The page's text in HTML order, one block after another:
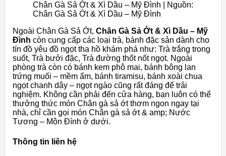
Chân Gà Sả Ớt & Xì Dầu – Mỹ Đình | Nguồn:
Chân Gà Sả Ớt & Xì Dầu – Mỹ Đình
Ngoài Chân Gà Sả Ớt, Chân Gà Sả Ớt & Xì Dầu – Mỹ
Đình còn cung cấp các loại trà, bánh đặc sản dành cho
tín đồ yêu đồ ngọt tha hồ khám phá như: Trà trắng trong
suốt, Trà bưởi đặc, Trà đường thốt nốt ngọt. Ngoài
phòng trà còn có bánh kem phô mai, bánh bông lan
trứng muối – mềm ẩm, bánh tiramisu, bánh xoài chua
ngọt chanh dây – ngọt ngào cũng rất đáng để trải
nghiệm. Không cần phải đến cửa hàng, bạn luôn có thể
thưởng thức món Chân gà sả ớt thơm ngon ngay tại
nhà, chỉ cần gọi món Chân gà sả ớt & amp; Nước
Tương – Môn Đình ở dưới.
Thông tin liên hệ